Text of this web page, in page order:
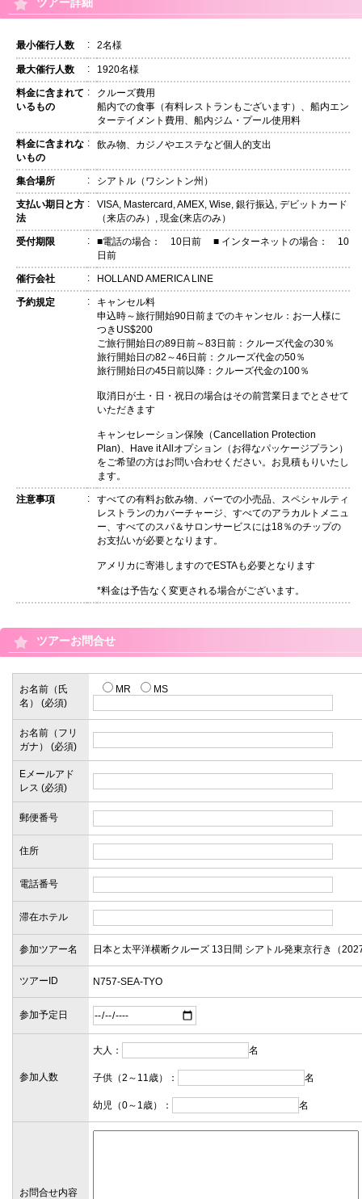
最小催行人数 : 2名様
最大催行人数 : 1920名様
料金に含まれて
いるもの
:
クルーズ費用
船内での食事（有料レストランもございます）、船内エン
ターテイメント費用、船内ジム・プール使用料
料金に含まれな
いもの
: 飲み物、カジノやエステなど個人的支出
集合場所 : シアトル（ワシントン州）
支払い期日と方
法
:
VISA, Mastercard, AMEX, Wise, 銀行振込, デビットカード
（来店のみ）, 現金(来店のみ）
受付期限 :
■電話の場合： 10日前 ■ インターネットの場合： 10
日前
催行会社 : HOLLAND AMERICA LINE
予約規定 :
キャンセル料
申込時～旅行開始90日前までのキャンセル：お一人様に
つきUS$200
ご旅行開始日の89日前～83日前：クルーズ代金の30％
旅行開始日の82～46日前：クルーズ代金の50％
旅行開始日の45日前以降：クルーズ代金の100％
取消日が土・日・祝日の場合はその前営業日までとさせて
いただきます
キャンセレーション保険（Cancellation Protection
Plan)、Have it Allオプション（お得なパッケージプラン）
をご希望の方はお問い合わせください。お見積もりいたし
ます。
注意事項 :
すべての有料お飲み物、バーでの小売品、スペシャルティ
レストランのカバーチャージ、すべてのアラカルトメニュ
ー、すべてのスパ＆サロンサービスには18％のチップの
お支払いが必要となります。
アメリカに寄港しますのでESTAも必要となります
*料金は予告なく変更される場合がございます。
ツアーお問合せ
お名前（氏
名） (必須)
MR MS
お名前（フリ
ガナ） (必須)
Eメールアド
レス (必須)
郵便番号
住所
電話番号
滞在ホテル
参加ツアー名
ツアーID
参加予定日
参加人数
大人： 名
子供（2～11歳）： 名
幼児（0～1歳）： 名
お問合せ内容